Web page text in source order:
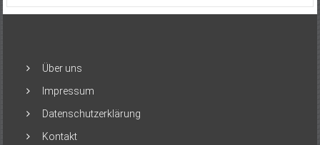
Über uns
Impressum
Datenschutzerklärung
Kontakt